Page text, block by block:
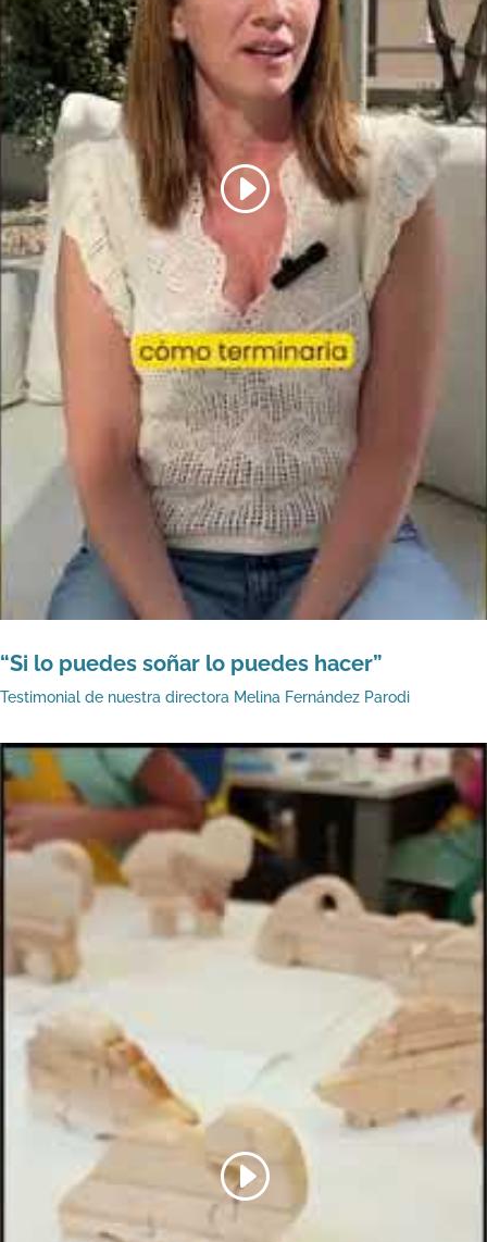
“Si lo puedes soñar lo puedes hacer”
Testimonial de nuestra directora Melina Fernández Parodi